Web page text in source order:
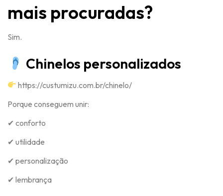
mais procuradas?
Sim.
Chinelos personalizados
https://custumizu.com.br/chinelo/
Porque conseguem unir:
✔ conforto
✔ utilidade
✔ personalização
✔ lembrança